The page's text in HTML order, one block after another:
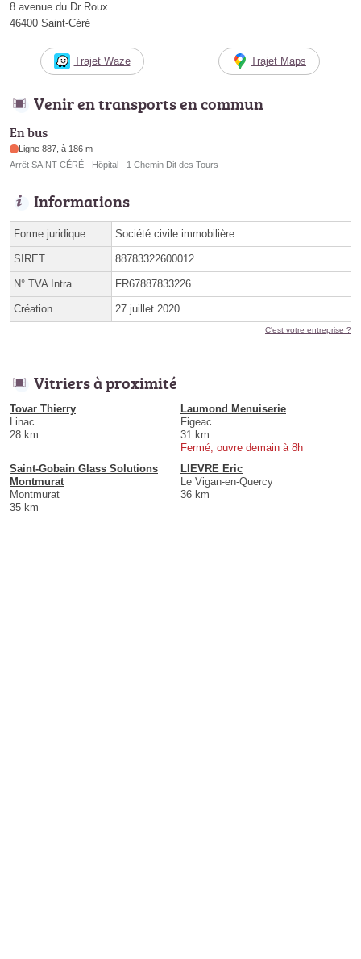
8 avenue du Dr Roux
46400 Saint-Céré
Trajet Waze Trajet Maps
Venir en transports en commun
En bus
Ligne 887, à 186 m
Arrêt SAINT-CÉRÉ - Hôpital - 1 Chemin Dit des Tours
Informations
Forme juridique Société civile immobilière
SIRET 88783322600012
N° TVA Intra. FR67887833226
Création 27 juillet 2020
C'est votre entreprise ?
Vitriers à proximité
Tovar Thierry
Linac
28 km
Laumond Menuiserie
Figeac
31 km
Fermé, ouvre demain à 8h
Saint-Gobain Glass Solutions
Montmurat
Montmurat
35 km
LIEVRE Eric
Le Vigan-en-Quercy
36 km